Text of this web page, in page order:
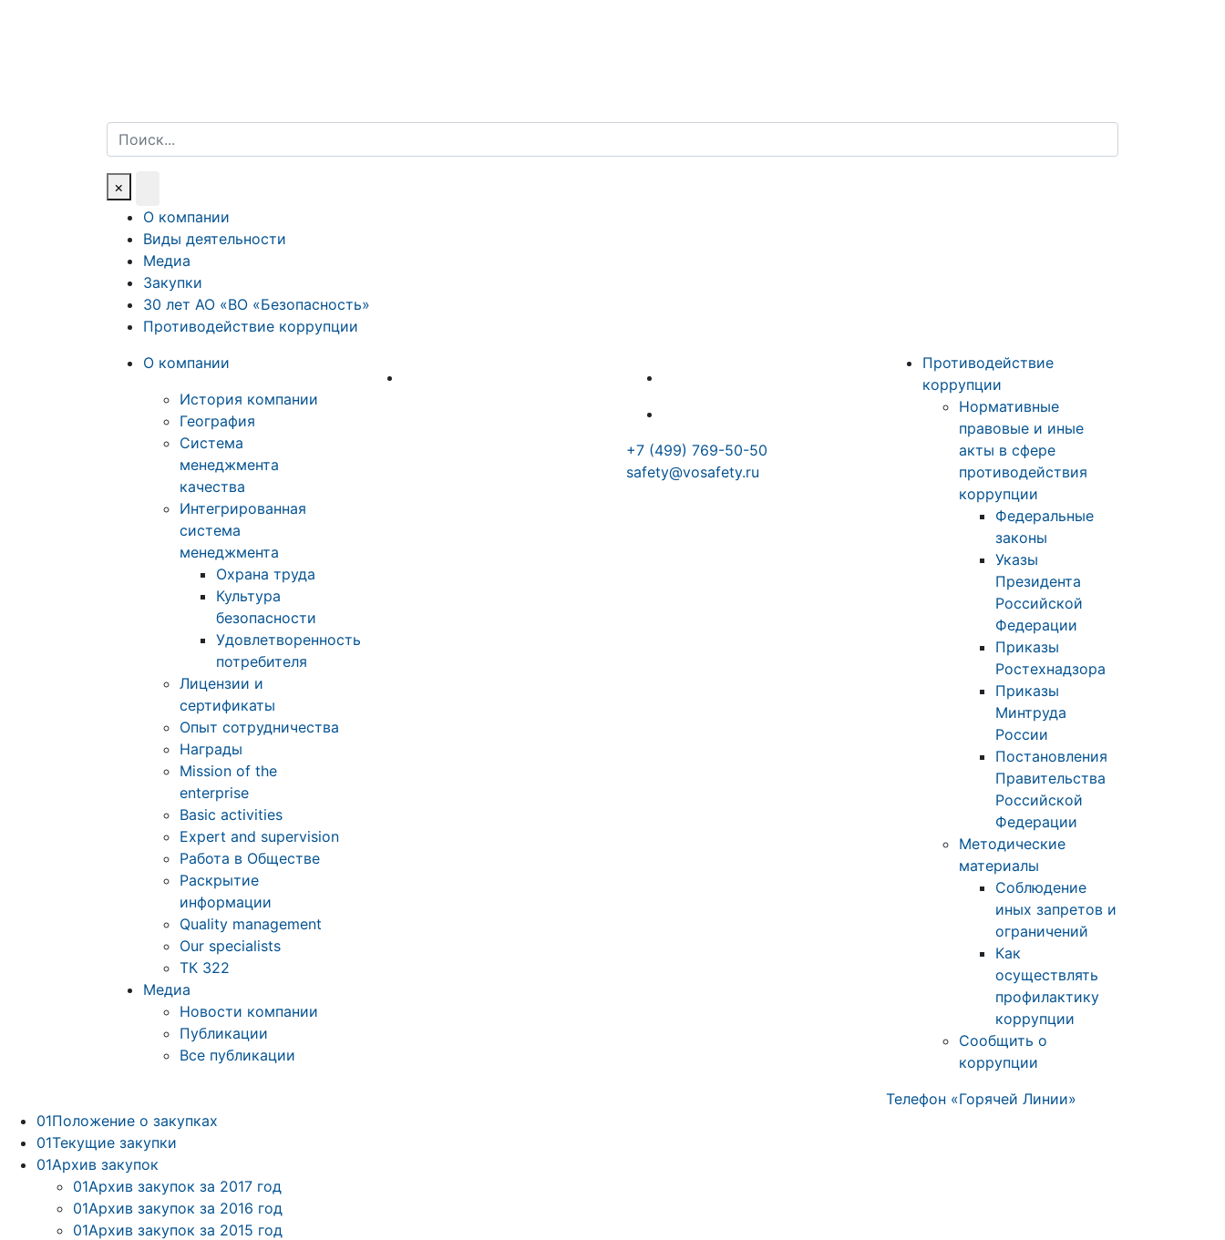
Поиск
×
О компании
Виды деятельности
Медиа
Закупки
30 лет АО «ВО «Безопасность»
Противодействие коррупции
О компании
История компании
География
Система
менеджмента
качества
Интегрированная
система
менеджмента
Охрана труда
Культура
безопасности
Удовлетворенность
потребителя
Лицензии и
сертификаты
Опыт сотрудничества
Награды
Mission of the
enterprise
Basic activities
Expert and supervision
Работа в Обществе
Раскрытие
информации
Quality management
Our specialists
ТК 322
Медиа
Новости компании
Публикации
Все публикации
+7 (499) 769-50-50
safety@vosafety.ru
Противодействие
коррупции
Нормативные
правовые и иные
акты в сфере
противодействия
коррупции
Федеральные
законы
Указы
Президента
Российской
Федерации
Приказы
Ростехнадзора
Приказы
Минтруда
России
Постановления
Правительства
Российской
Федерации
Методические
материалы
Соблюдение
иных запретов и
ограничений
Как
осуществлять
профилактику
коррупции
Сообщить о
коррупции
Телефон «Горячей Линии»
01Положение о закупках
01Текущие закупки
01Архив закупок
01Архив закупок за 2017 год
01Архив закупок за 2016 год
01Архив закупок за 2015 год